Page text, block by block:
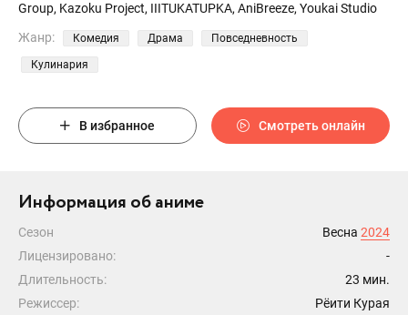
Group, Kazoku Project, IIITUKATUPKA, AniBreeze, Youkai Studio
Жанр:
Комедия Драма Повседневность
Кулинария
В избранное Смотреть онлайн
Информация об аниме
Сезон Весна 2024
Лицензировано:
-
Длительность:
23 мин.
Режиссер:
Рёити Курая